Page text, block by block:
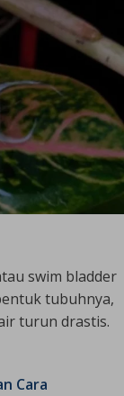
swim bladder
tubuhnya,
turun drastis.
Cara